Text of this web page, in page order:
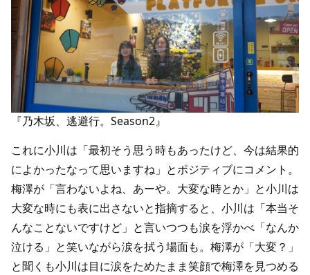
『乃木坂、逃避行。Season2』
これに小川は「最初そう思う時もあったけど、今は結果的
によかったなって思いますね」とポジティブにコメント。
梅澤が「言わないよね、あーや。大変な時とか」と小川は
大変な時にも表に出さないと指摘すると、小川は「本当そ
んなことないですけど」と言いつつも涙を浮かべ「なんか
泣ける」と笑いながら涙を拭う場面も。梅澤が「大変？」
と聞くも小川は目に涙をためたまま笑顔で梅澤を見つめる